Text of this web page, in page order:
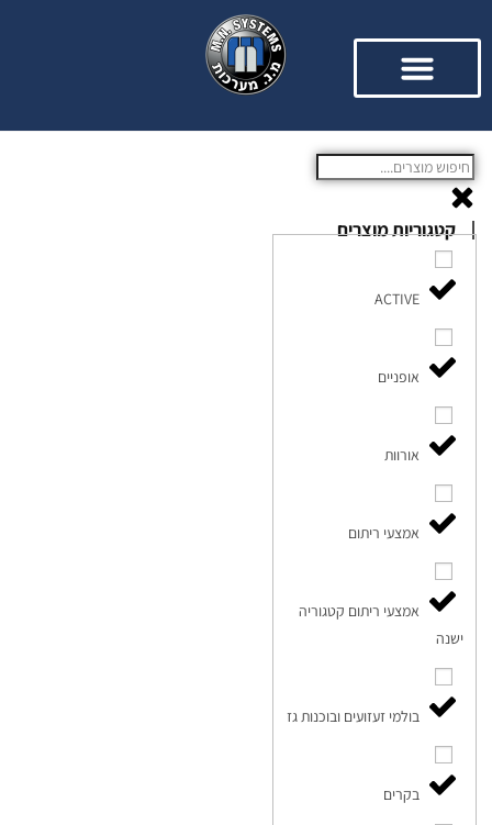
קטגוריות מוצרים
ACTIVE
אופניים
אורוות
אמצעי ריתום
אמצעי ריתום קטגוריה
ישנה
בולמי זעזועים ובוכנות גז
בקרים